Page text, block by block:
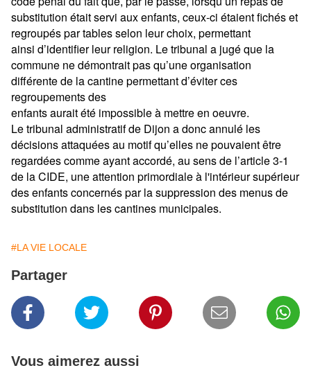
substitution était servi aux enfants, ceux-ci étaient fichés et
regroupés par tables selon leur choix, permettant
ainsi d’identifier leur religion. Le tribunal a jugé que la
commune ne démontrait pas qu’une organisation
différente de la cantine permettant d’éviter ces
regroupements des
enfants aurait été impossible à mettre en oeuvre.
Le tribunal administratif de Dijon a donc annulé les
décisions attaquées au motif qu’elles ne pouvaient être
regardées comme ayant accordé, au sens de l’article 3-1
de la CIDE, une attention primordiale à l'intérieur supérieur
des enfants concernés par la suppression des menus de
substitution dans les cantines municipales.
#LA VIE LOCALE
Partager
Vous aimerez aussi